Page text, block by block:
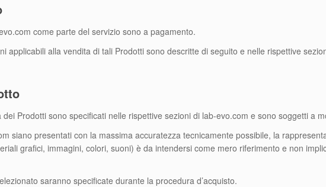
come parte del servizio sono a pagamento.
applicabili alla vendita di tali Prodotti sono descritte di seguito e nelle rispettive
Prodotti sono specificati nelle rispettive sezioni di lab-evo.com e sono soggetti a
siano presentati con la massima accuratezza tecnicamente possibile, la
grafici, immagini, colori, suoni) è da intendersi come mero riferimento e non
saranno specificate durante la procedura d’acquisto.